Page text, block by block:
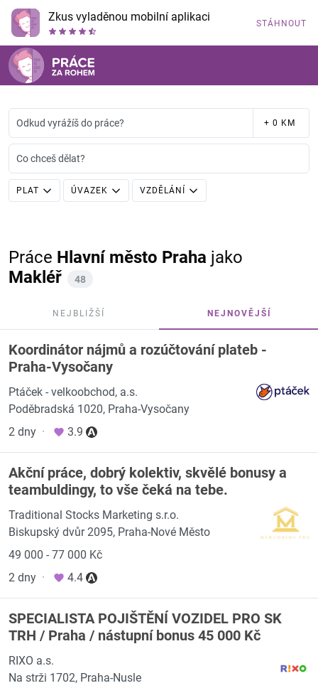
Zkus vyladěnou mobilní aplikaci STÁHNOUT
Odkud vyrážíš do práce? + 0 KM
Co chceš dělat?
PLAT ÚVAZEK VZDĚLÁNÍ
Práce Hlavní město Praha jako
Makléř
48
NEJBLIŽŠÍ NEJNOVĚJŠÍ
Koordinátor nájmů a rozúčtování plateb -
Praha-Vysočany
Ptáček - velkoobchod, a.s.
Poděbradská 1020, Praha-Vysočany
2 dny · 3.9
Akční práce, dobrý kolektiv, skvělé bonusy a
teambuldingy, to vše čeká na tebe.
Traditional Stocks Marketing s.r.o.
Biskupský dvůr 2095, Praha-Nové Město
49 000 - 77 000 Kč
2 dny · 4.4
SPECIALISTA POJIŠTĚNÍ VOZIDEL PRO SK
TRH / Praha / nástupní bonus 45 000 Kč
RIXO a.s.
Na strži 1702, Praha-Nusle